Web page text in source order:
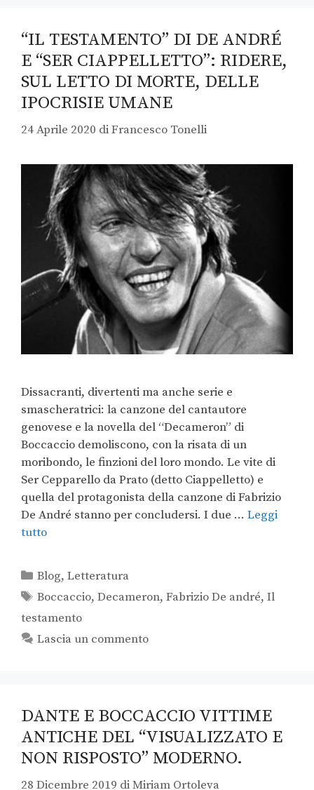
“IL TESTAMENTO” DI DE ANDRÉ
E “SER CIAPPELLETTO”: RIDERE,
SUL LETTO DI MORTE, DELLE
IPOCRISIE UMANE
24 Aprile 2020 diFrancesco Tonelli
Dissacranti, divertenti ma anche serie e
smascheratrici: la canzone del cantautore
genovese e la novella del “Decameron” di
Boccaccio demoliscono, con la risata di un
moribondo, le finzioni del loro mondo. Le vite di
Ser Cepparello da Prato (detto Ciappelletto) e
quella del protagonista della canzone di Fabrizio
De André stanno per concludersi. I due … Leggi
tutto
Blog,Letteratura
Boccaccio,Decameron,Fabrizio De andré,Il
testamento
Lascia un commento
DANTE E BOCCACCIO VITTIME
ANTICHE DEL “VISUALIZZATO E
NON RISPOSTO” MODERNO.
28 Dicembre 2019 diMiriam Ortoleva